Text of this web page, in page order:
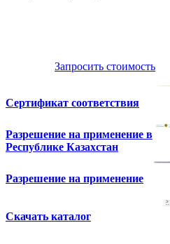
Запросить стоимость
Сертификат соответствия
Разрешение на применение в
Республике Казахстан
Разрешение на применение
Скачать каталог